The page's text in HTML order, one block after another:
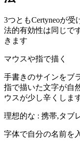
3つともCertyneoが
法的有効性は同じで
きます
マウスや指で描く
手書きのサインをブ
指で描いた文字が自
ウスが少し辛くしま
理想的な : 携帯,タブ
字体で自分の名前を